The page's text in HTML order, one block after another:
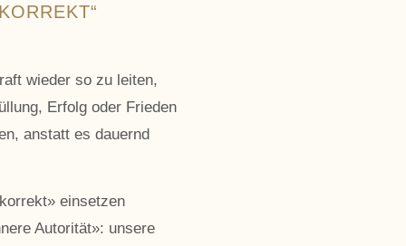
wieder so zu leiten,
Erfolg oder Frieden
anstatt es dauernd
einsetzen
Autorität»: unsere